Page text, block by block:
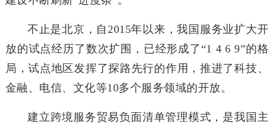
不止是北京，自2015年以来，我国服务业扩大开
放的试点经历了数次扩围，已经形成了“1 4 6 9”的格
局，试点地区发挥了探路先行的作用，推进了科技、
金融、电信、文化等10多个服务领域的开放。
建立跨境服务贸易负面清单管理模式，是我国主